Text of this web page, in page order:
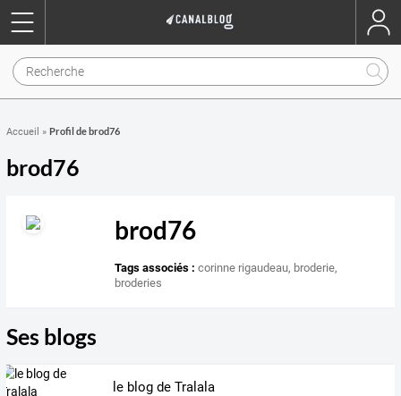
Accueil » Profil de brod76
brod76
brod76
Tags associés : corinne rigaudeau, broderie,
broderies
Ses blogs
le blog de Tralala